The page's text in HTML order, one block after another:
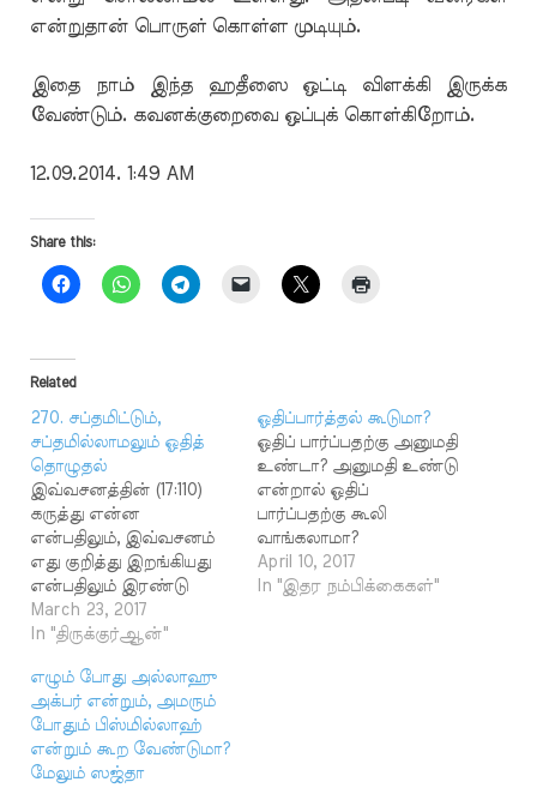
என்றுதான் பொருள் கொள்ள முடியும்.
இதை நாம் இந்த ஹதீஸை ஒட்டி விளக்கி இருக்க
வேண்டும். கவனக்குறைவை ஒப்புக் கொள்கிறோம்.
12.09.2014. 1:49 AM
Share this:
Related
270. சப்தமிட்டும்,
சப்தமில்லாமலும் ஓதித்
தொழுதல்
இவ்வசனத்தின் (17:110)
கருத்து என்ன
என்பதிலும், இவ்வசனம்
எது குறித்து இறங்கியது
என்பதிலும் இரண்டு
கருத்துக்கள் ஹதீஸ்
நூல்களில் பதிவு
இறைவனிடம்
பிரார்த்தனை செய்வது
குறித்து இவ்வசனம்
அருளப்பட்டது என்று
ஆயிஷா (ரலி) கூறியதாக
March 23, 2017
In "திருக்குர்ஆன்"
ஓதிப்பார்த்தல் கூடுமா?
ஓதிப் பார்ப்பதற்கு அனுமதி
உண்டா? அனுமதி உண்டு
என்றால் ஓதிப்
பார்ப்பதற்கு கூலி
வாங்கலாமா?
முஸ்லிமல்லாதவர்களுக்கு
ஓதிப் பார்க்கலாமா? பதில் :
April 10, 2017
In "இதர நம்பிக்கைகள்"
எழும் போது அல்லாஹு
அக்பர் என்றும், அமரும்
போதும் பிஸ்மில்லாஹ்
என்றும் கூற வேண்டுமா?
மேலும் ஸஜ்தா